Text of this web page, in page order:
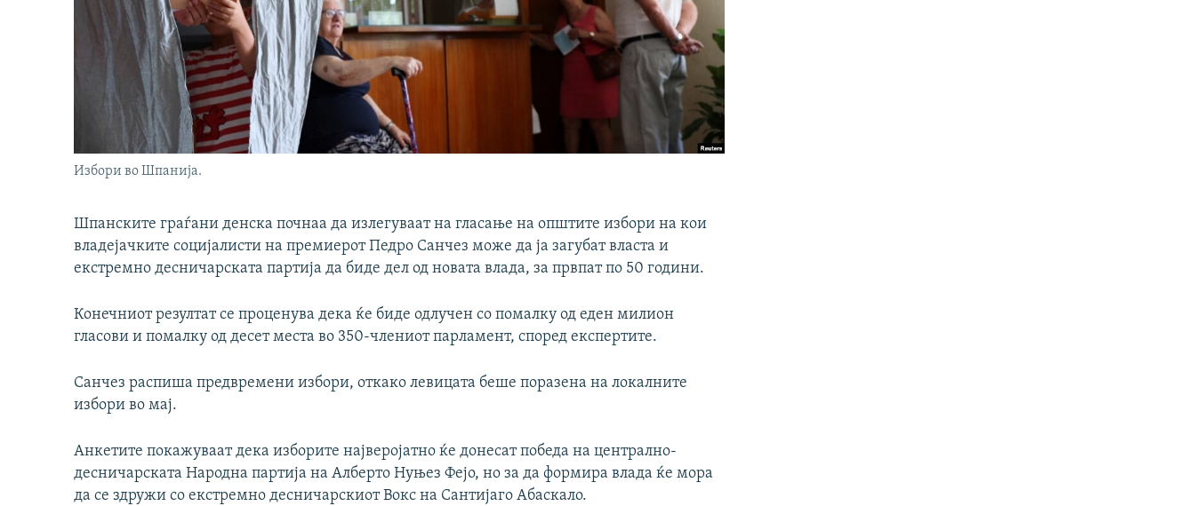
Избори во Шпанија.
Шпанските граѓани денска почнаа да излегуваат на гласање на општите избори на кои
владејачките социјалисти на премиерот Педро Санчез може да ја загубат власта и
екстремно десничарската партија да биде дел од новата влада, за првпат по 50 години.
Конечниот резултат се проценува дека ќе биде одлучен со помалку од еден милион
гласови и помалку од десет места во 350-члениот парламент, според експертите.
Санчез распиша предвремени избори, откако левицата беше поразена на локалните
избори во мај.
Анкетите покажуваат дека изборите најверојатно ќе донесат победа на централно-
десничарската Народна партија на Алберто Нуњез Фејо, но за да формира влада ќе мора
да се здружи со екстремно десничарскиот Вокс на Сантијаго Абаскало.